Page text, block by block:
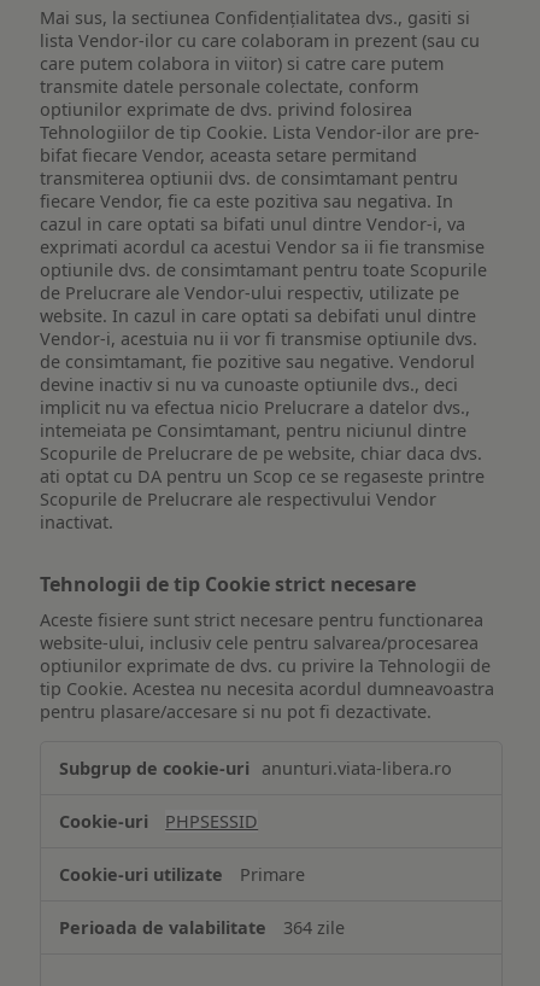
Mai sus, la sectiunea Confidențialitatea dvs., gasiti si
lista Vendor-ilor cu care colaboram in prezent (sau cu
care putem colabora in viitor) si catre care putem
transmite datele personale colectate, conform
optiunilor exprimate de dvs. privind folosirea
Tehnologiilor de tip Cookie. Lista Vendor-ilor are pre-
bifat fiecare Vendor, aceasta setare permitand
transmiterea optiunii dvs. de consimtamant pentru
fiecare Vendor, fie ca este pozitiva sau negativa. In
cazul in care optati sa bifati unul dintre Vendor-i, va
exprimati acordul ca acestui Vendor sa ii fie transmise
optiunile dvs. de consimtamant pentru toate Scopurile
de Prelucrare ale Vendor-ului respectiv, utilizate pe
website. In cazul in care optati sa debifati unul dintre
Vendor-i, acestuia nu ii vor fi transmise optiunile dvs.
de consimtamant, fie pozitive sau negative. Vendorul
devine inactiv si nu va cunoaste optiunile dvs., deci
implicit nu va efectua nicio Prelucrare a datelor dvs.,
intemeiata pe Consimtamant, pentru niciunul dintre
Scopurile de Prelucrare de pe website, chiar daca dvs.
ati optat cu DA pentru un Scop ce se regaseste printre
Scopurile de Prelucrare ale respectivului Vendor
inactivat.
Tehnologii de tip Cookie strict necesare
Aceste fisiere sunt strict necesare pentru functionarea
website-ului, inclusiv cele pentru salvarea/procesarea
optiunilor exprimate de dvs. cu privire la Tehnologii de
tip Cookie. Acestea nu necesita acordul dumneavoastra
pentru plasare/accesare si nu pot fi dezactivate.
de
Cookie
necesare
anunturi.viata-libera.ro
PHPSESSID
Primare
364 zile